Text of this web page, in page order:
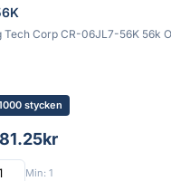
Tech Corp CR-06JL7-56K 56k
stycken
Min: 1